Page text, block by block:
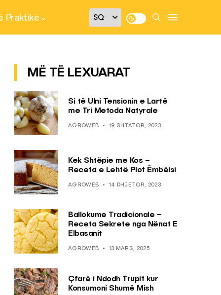
Praktikë
MË TË LEXUARAT
Si të Ulni Tensionin e Lartë
me Tri Metoda Natyrale
AGROWEB 19 SHTATOR, 2023
Kek Shtëpie me Kos –
Receta e Lehtë Plot Ëmbëlsi
AGROWEB 14 DHJETOR, 2023
Ballokume Tradicionale –
Receta Sekrete nga Nënat E
Elbasanit
AGROWEB 13 MARS, 2025
Çfarë i Ndodh Trupit kur
Konsumoni Shumë Mish